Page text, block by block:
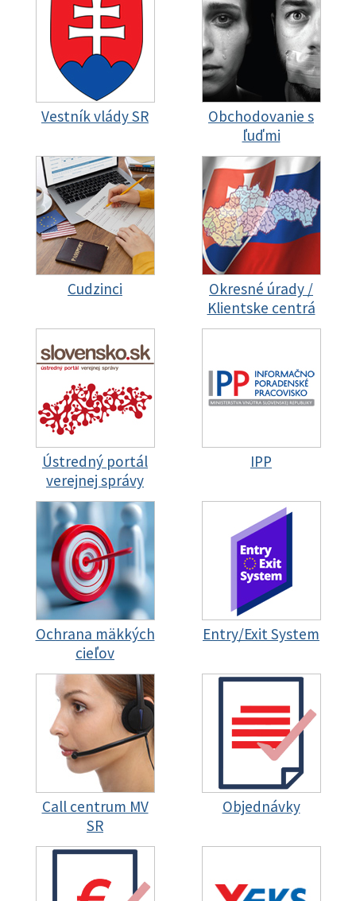
Vestník vlády SR
Obchodovanie s
ľuďmi
Cudzinci
Okresné úrady /
Klientske centrá
Ústredný portál
verejnej správy
IPP
Ochrana mäkkých
cieľov
Entry/Exit System
Call centrum MV
SR
Objednávky